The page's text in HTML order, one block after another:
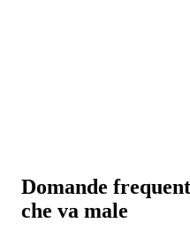
Domande
che va male